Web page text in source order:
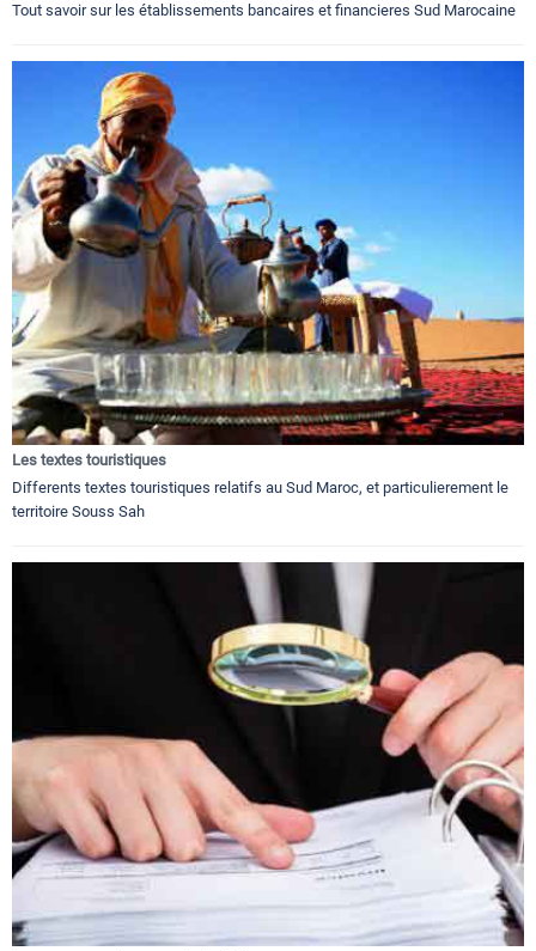
Tout savoir sur les établissements bancaires et financieres Sud Marocaine
Les textes touristiques
Differents textes touristiques relatifs au Sud Maroc, et particulierement le
territoire Souss Sah